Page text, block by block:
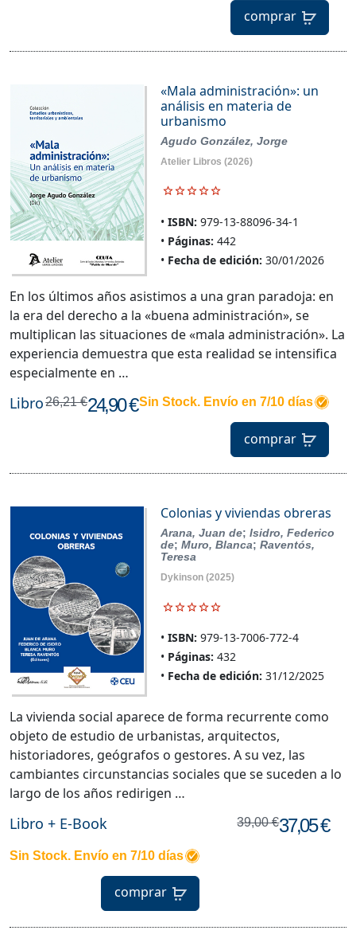
comprar
«Mala administración»: un
análisis en materia de
urbanismo
Agudo González, Jorge
Atelier Libros (2026)
ISBN: 979-13-88096-34-1
Páginas: 442
Fecha de edición: 30/01/2026
Libro26,21 €24,90 €Sin Stock. Envío en 7/10 días
comprar
En los últimos años asistimos a una gran paradoja: en
la era del derecho a la «buena administración», se
multiplican las situaciones de «mala administración». La
experiencia demuestra que esta realidad se intensifica
especialmente en …
Colonias y viviendas obreras
Arana, Juan de; Isidro, Federico
de; Muro, Blanca; Raventós,
Teresa
Dykinson(2025)
ISBN: 979-13-7006-772-4
Páginas: 432
Fecha de edición: 31/12/2025
Libro + E-Book 39,00 €37,05 €
Sin Stock. Envío en 7/10 días
comprar
La vivienda social aparece de forma recurrente como
objeto de estudio de urbanistas, arquitectos,
historiadores, geógrafos o gestores. A su vez, las
cambiantes circunstancias sociales que se suceden a lo
largo de los años redirigen …